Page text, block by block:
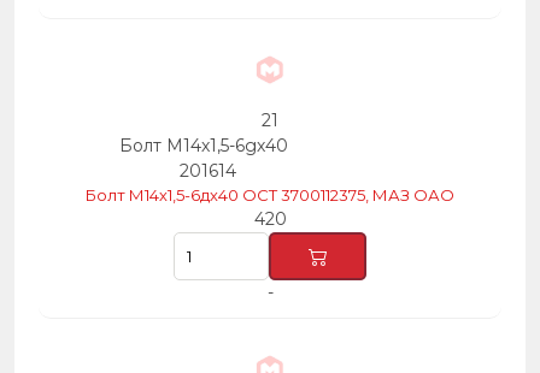
21
Болт М14х1,5-6gх40
201614
Болт М14х1,5-6дх40 ОСТ 3700112375, МАЗ ОАО
420
-